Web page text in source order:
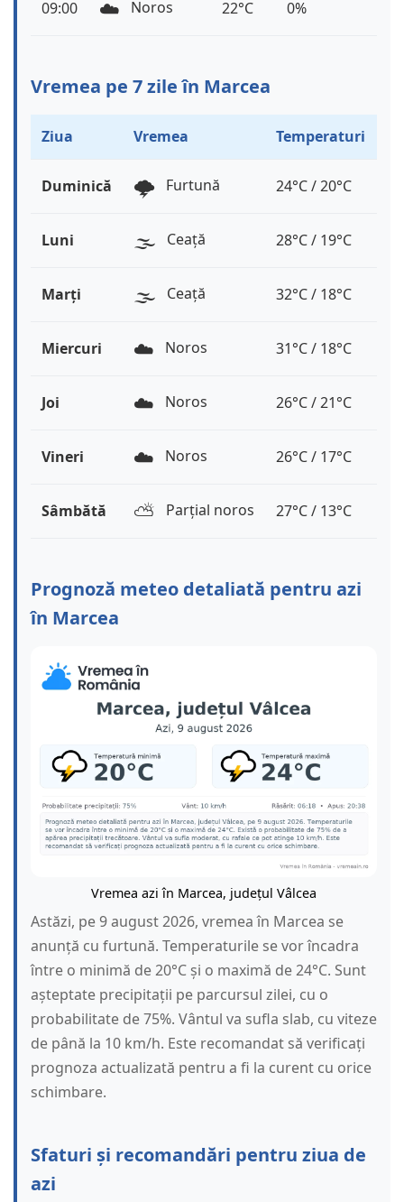
09:00 ☁️ Noros 22°C 0%
Vremea pe 7 zile în Marcea
Ziua Vremea Temperaturi
Duminică 🌩️ Furtună 24°C / 20°C
Luni 🌫️ Ceață 28°C / 19°C
Marți 🌫️ Ceață 32°C / 18°C
Miercuri ☁️ Noros 31°C / 18°C
Joi ☁️ Noros 26°C / 21°C
Vineri ☁️ Noros 26°C / 17°C
Sâmbătă ⛅️ Parțial noros 27°C / 13°C
Prognoză meteo detaliată pentru azi
în Marcea
Vremea azi în Marcea, județul Vâlcea
Astăzi, pe 9 august 2026, vremea în Marcea se
anunță cu furtună. Temperaturile se vor încadra
între o minimă de 20°C și o maximă de 24°C. Sunt
așteptate precipitații pe parcursul zilei, cu o
probabilitate de 75%. Vântul va sufla slab, cu viteze
de până la 10 km/h. Este recomandat să verificați
prognoza actualizată pentru a fi la curent cu orice
schimbare.
Sfaturi și recomandări pentru ziua de
azi